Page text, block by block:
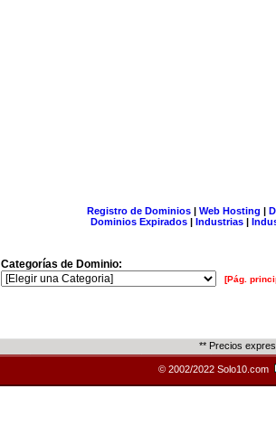
Registro de Dominios| Web Hosting |
Dominios Expirados | Industrias |
Categorías de Dominio:
[Pág.
** Precios
© 2002/2022 Solo10.com